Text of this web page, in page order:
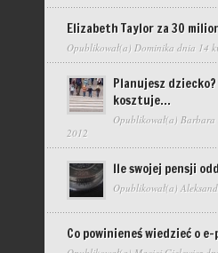
Elizabeth Taylor za 30
Opublikował(a) Dominika dnia 14
Planujesz
kosztuje…
Opublikował(a) Barbara
2012
Ile swojej pensji
Opublikował(a)
Co powinieneś wiedzieć o